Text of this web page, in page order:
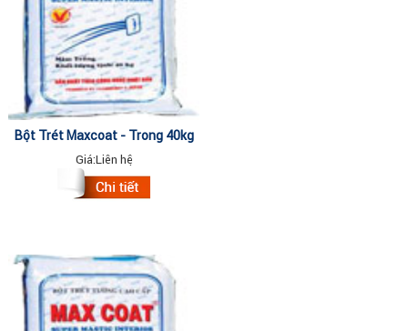
Bột Trét Maxcoat - Trong 40kg
Giá:Liên hệ